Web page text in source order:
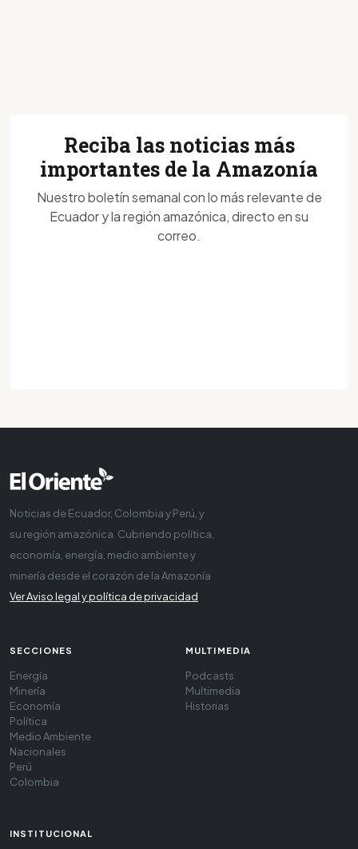
Reciba las noticias más
importantes de la Amazonía
Nuestro boletín semanal con lo más relevante de
Ecuador y la región amazónica, directo en su
correo.
Noticias de Ecuador, Colombia y Perú, y
su región amazónica. Cubriendo política,
economía, energía, medio ambiente y
minería desde el corazón de la Amazonía
Ver Aviso legal y política de privacidad
SECCIONES
Energía
Minería
Economía
Política
Medio Ambiente
Nacionales
Perú
Colombia
MULTIMEDIA
Podcasts
Multimedia
Historias
INSTITUCIONAL